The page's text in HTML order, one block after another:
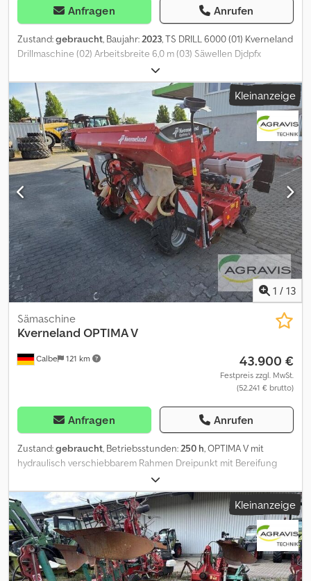
Anfragen Anrufen
Zustand:gebraucht, Baujahr: 2023, TS DRILL 6000 (01) Kverneland
Drillmaschine (02) Arbeitsbreite 6,0 m (03) Säwellen Djdpfx
Ahszgpfgj Dsck (04) ISOBUS ohne Computer (05) Maschine ist
sehr wenig gelaufen
Kleinanzeige
1 / 13
Calbe 121 km
Sämaschine
Kverneland OPTIMA V
43.900 €
Festpreis zzgl. MwSt.
(52.241 € brutto)
Anfragen Anrufen
Zustand:gebraucht, Betriebsstunden:250 h, OPTIMA V mit
hydraulisch verschiebbarem Rahmen Dreipunkt mit Bereifung
26x12.00 zentrales Luftzuführsystem mit CleanAir
hydr.verschiebbare Reihenweite 45 bis 80 cm in 5 cm Schritten
Geläseantrieb über Gelenkwelle 800U/min hydr.klappbare
Spuranzeiger mit gezackter Scheibe und Stützring ISOBUS
Radarsensor Beleuchtung Warntafeln Säreihe HDII mit elektr.
Antrieb,Saatgutbehälter 55l,Säscheibe 3250
Mais,Zwichenandruckrolle Guss 100 kg
Kleinanzeige